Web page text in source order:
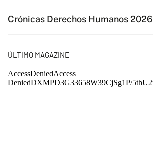
Crónicas Derechos Humanos 2026
ÚLTIMO MAGAZINE